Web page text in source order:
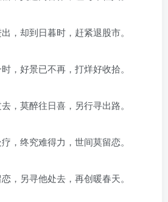
，却到日暮时，赶紧退股市。
，好景已不再，打烊好收拾。
，莫醉往日喜，另行寻出路。
，终究难得力，世间莫留恋。
，另寻他处去，再创暖春天。